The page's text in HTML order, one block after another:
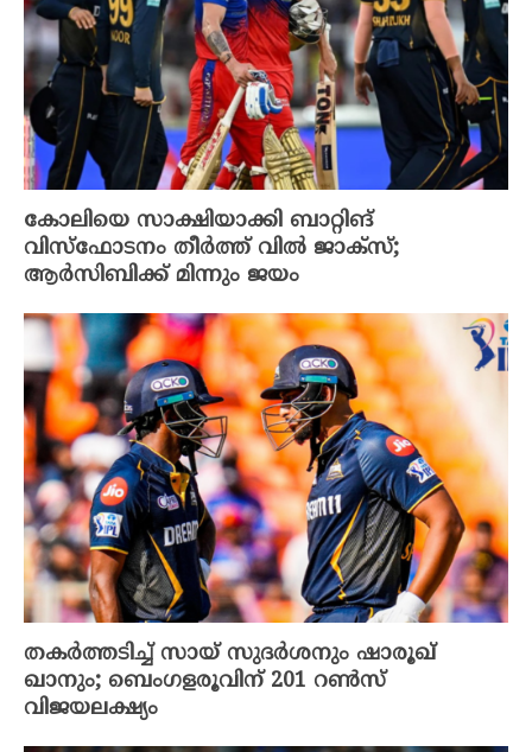
കോലിയെ സാക്ഷിയാക്കി ബാറ്റിങ്
വിസ്‌ഫോടനം തീർത്ത് വിൽ ജാക്‌സ്;
ആർസിബിക്ക് മിന്നും ജയം
തകർത്തടിച്ച് സായ് സുദർശനും ഷാരൂഖ്
ഖാനും; ബെംഗളരൂവിന് 201 റൺസ്
വിജയലക്ഷ്യം